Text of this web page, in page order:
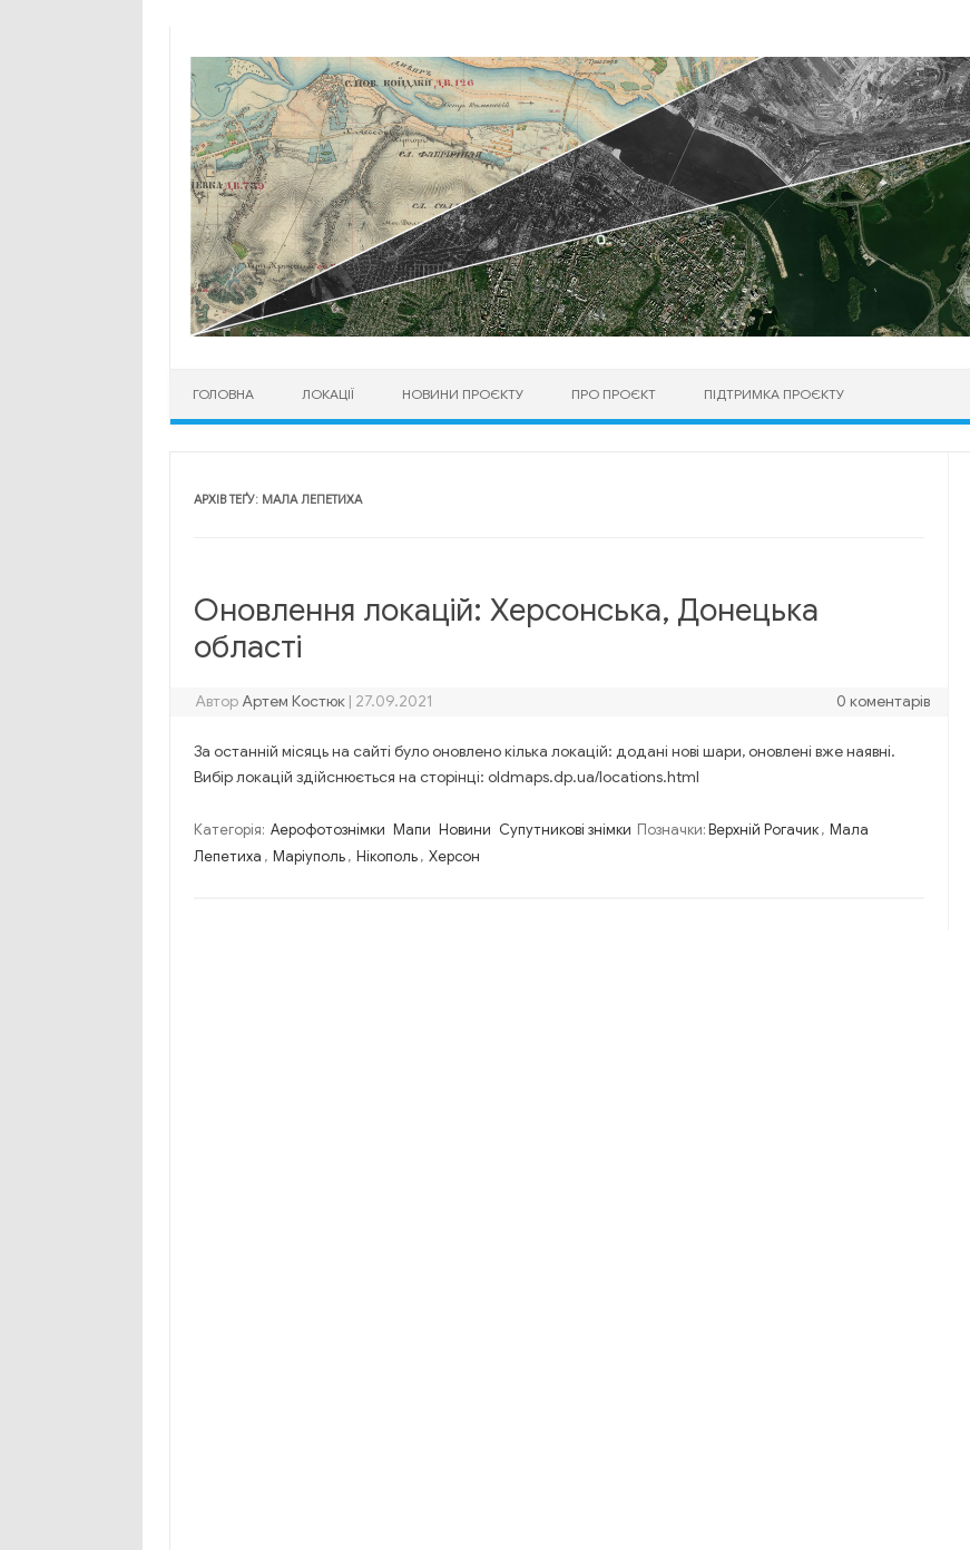
ГОЛОВНА ЛОКАЦІЇ НОВИНИ ПРОЄКТУ ПРО ПРОЄКТ ПІДТРИМКА ПРОЄКТУ
АРХІВ ТЕҐУ: МАЛА ЛЕПЕТИХА
Оновлення локацій: Херсонська, Донецька
області
Автор Артем Костюк | 27.09.2021 0 коментарів
За останній місяць на сайті було оновлено кілька локацій: додані нові шари, оновлені вже наявні.
Вибір локацій здійснюється на сторінці: oldmaps.dp.ua/locations.html
Категорія: Аерофотознімки Мапи Новини Супутникові знімки Позначки:Верхній Рогачик, Мала
Лепетиха , Маріуполь, Нікополь, Херсон